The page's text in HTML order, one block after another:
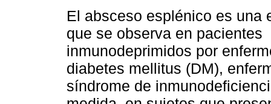
El absceso esplénico es una
que se observa en pacientes
inmunodeprimidos por
diabetes mellitus (DM),
síndrome de